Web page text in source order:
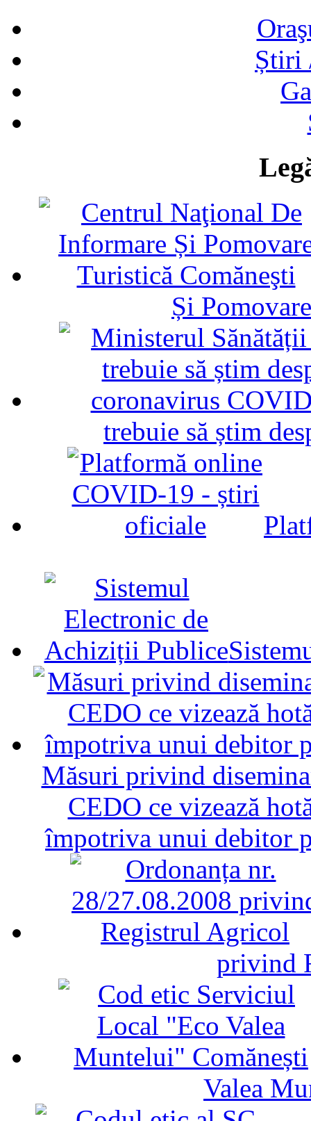
Știri
Și
trebuie să știm
Măsuri privind
CEDO ce vizează
împotriva unui debitor
privind
Valea